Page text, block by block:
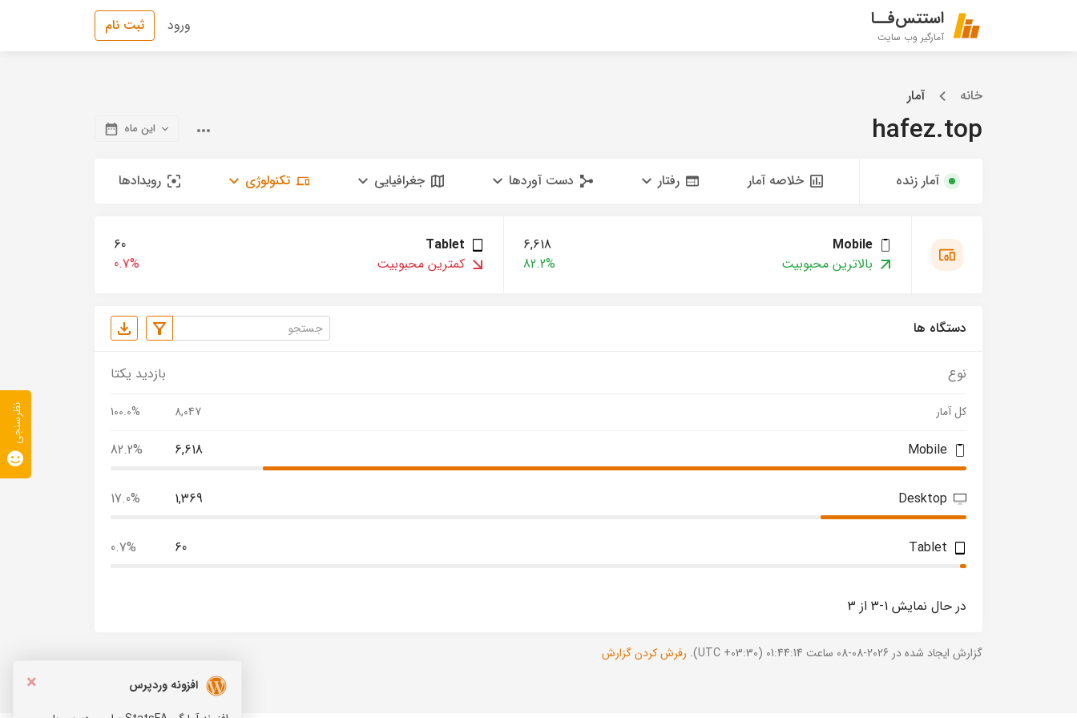
استتس‌فــا
آمارگیر وب سایت
ورود ثبت نام
خانه آمار
hafez.top این ماه
آمار زنده خلاصه آمار رفتار دست آوردها جغرافیایی تکنولوژی رویدادها
Mobile
6,618
بالاترین محبوبیت
82.2%
Tablet
60
کمترین محبوبیت
0.7%
دستگاه ها
نوع بازدید یکتا
کل آمار 8,047
100.0%
Mobile
6,618
82.2%
Desktop
1,369
17.0%
Tablet
60
0.7%
در حال نمایش 1-3 از 3
گزارش ایجاد شده در 2026-08-08 ساعت 01:44:14 (UTC +03:30). رفرش کردن گزارش
×
افزونه وردپرس
نظرسنجی